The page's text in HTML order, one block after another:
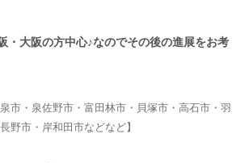
・大阪の方中心♪なのでその後の進展をお考
市・泉佐野市・富田林市・貝塚市・高石市・羽
野市・岸和田市などなど】